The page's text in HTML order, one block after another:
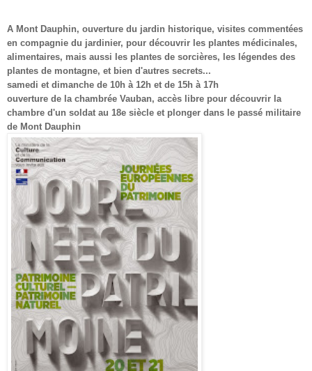
A Mont Dauphin, ouverture du jardin historique, visites commentées
en compagnie du jardinier, pour découvrir les plantes médicinales,
alimentaires, mais aussi les plantes de sorcières, les légendes des
plantes de montagne, et bien d'autres secrets...
samedi et dimanche de 10h à 12h et de 15h à 17h
ouverture de la chambrée Vauban, accès libre pour découvrir la
chambre d'un soldat au 18e siècle et plonger dans le passé militaire
de Mont Dauphin